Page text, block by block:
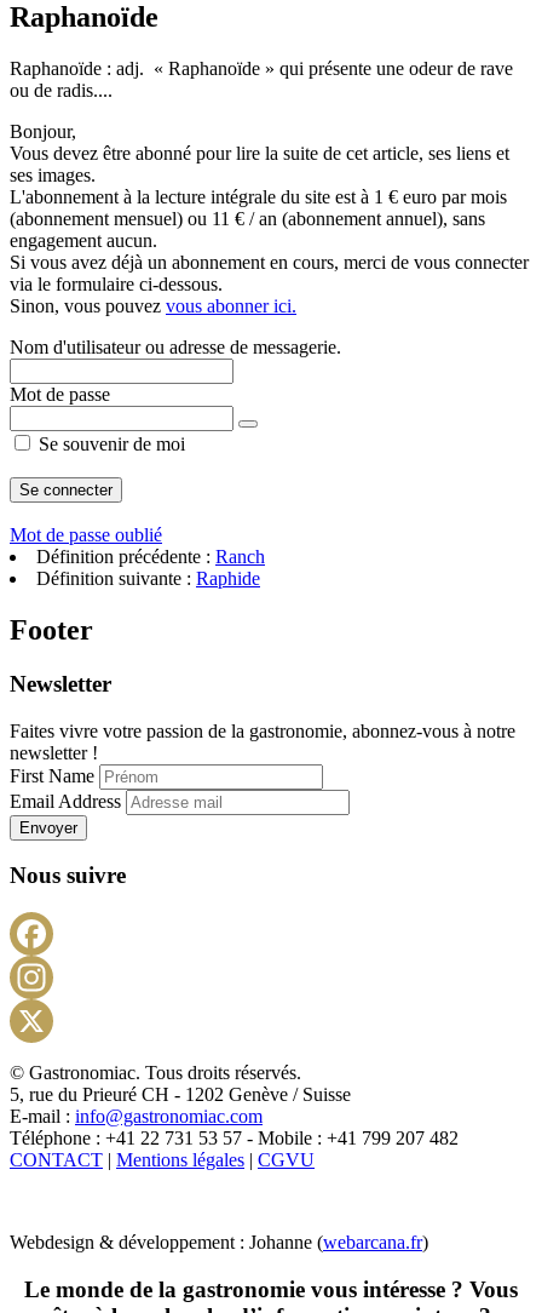
Raphanoïde
Raphanoïde : adj. « Raphanoïde » qui présente une odeur de rave
ou de radis....
Bonjour,
Vous devez être abonné pour lire la suite de cet article, ses liens et
ses images.
L'abonnement à la lecture intégrale du site est à 1 € euro par mois
(abonnement mensuel) ou 11 € / an (abonnement annuel), sans
engagement aucun.
Si vous avez déjà un abonnement en cours, merci de vous connecter
via le formulaire ci-dessous.
Sinon, vous pouvez vous abonner ici.
Nom d'utilisateur ou adresse de messagerie.
Mot de passe
Se souvenir de moi
Mot de passe oublié
Définition précédente : Ranch
Définition suivante : Raphide
Footer
Newsletter
Faites vivre votre passion de la gastronomie, abonnez-vous à notre
newsletter !
First Name
Email Address
Envoyer
Nous suivre
X
© Gastronomiac. Tous droits réservés.
5, rue du Prieuré CH - 1202 Genève / Suisse
E-mail : info@gastronomiac.com
Téléphone : +41 22 731 53 57 - Mobile : +41 799 207 482
CONTACT | Mentions légales | CGVU
Webdesign & développement : Johanne (webarcana.fr)
Le monde de la gastronomie vous intéresse ? Vous